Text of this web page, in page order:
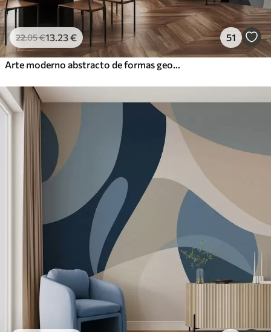
22.05€13.23€ 51
Arte moderno abstracto de formas geométricas texturadas en tonos marrones, grises y beige